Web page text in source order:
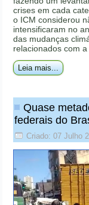
crises em cada
o ICM considerou
intensificaram no
das mudanças
relacionados com a
Leia mais...
Quase
federais do
Criado: 07 Julho